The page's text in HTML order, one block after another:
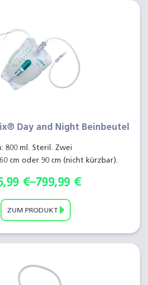
Day and Night Beinbeutel
800 ml. Steril. Zwei
cm oder 90 cm (nicht kürzbar).
€–799,99 €
ZUM PRODUKT